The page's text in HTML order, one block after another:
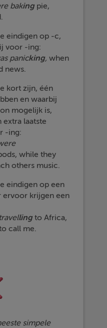
bakingpie,
eindigen op -c,
voor -ing:
panicking, when
news.
kort zijn, één
en waarbij
mogelijk is,
extra laatste
-ing:
while they
others music.
eindigen op een
ervoor krijgen een
travellingto Africa,
call me.
simpele